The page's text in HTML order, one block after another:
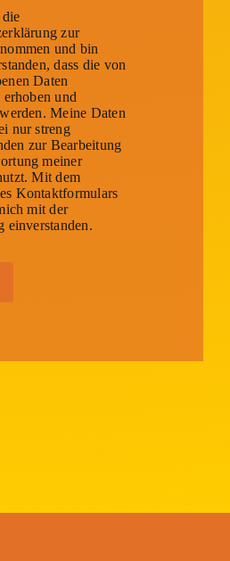
zur
und bin
dass die von
Daten
und
Meine Daten
nur streng
zur Bearbeitung
meiner
Mit dem
Kontaktformulars
mit der
einverstanden.